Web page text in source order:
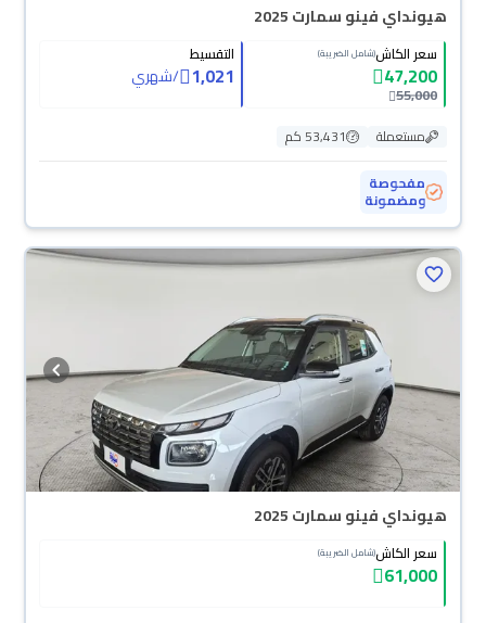
هيونداي فينو سمارت 2025
سعر الكاش(شامل الضريبة)
47,200
55,000
التقسيط
1,021
/شهري
مستعملة
53,431 كم
مفحوصة
ومضمونة
هيونداي فينو سمارت 2025
سعر الكاش(شامل الضريبة)
61,000